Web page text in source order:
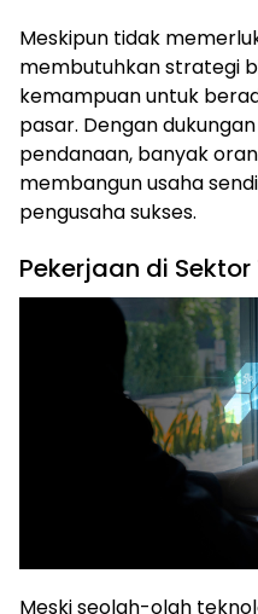
Meskipun tidak
membutuhkan strategi
kemampuan untuk
pasar. Dengan
pendanaan, banyak
membangun usaha
pengusaha sukses.
Pekerjaan di
Meski seolah-olah